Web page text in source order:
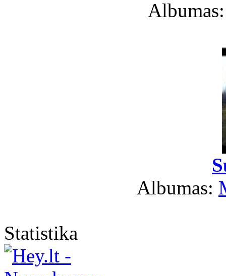
Albumas:
Statistika